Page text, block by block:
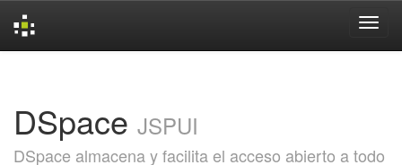
DSpace JSPUI
DSpace almacena y facilita el acceso abierto a todo